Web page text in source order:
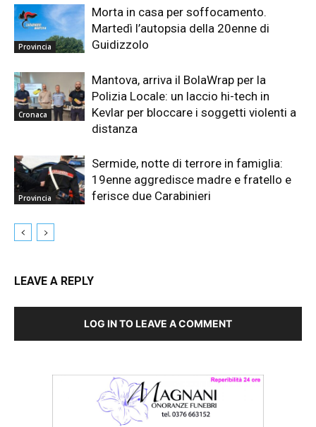
Provincia
Morta in casa per soffocamento.
Martedì l’autopsia della 20enne di
Guidizzolo
Cronaca
Mantova, arriva il BolaWrap per la
Polizia Locale: un laccio hi-tech in
Kevlar per bloccare i soggetti violenti a
distanza
Provincia
Sermide, notte di terrore in famiglia:
19enne aggredisce madre e fratello e
ferisce due Carabinieri
LEAVE A REPLY
LOG IN TO LEAVE A COMMENT